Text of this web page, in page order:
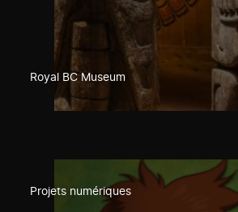
Royal BC Museum
Projets numériques